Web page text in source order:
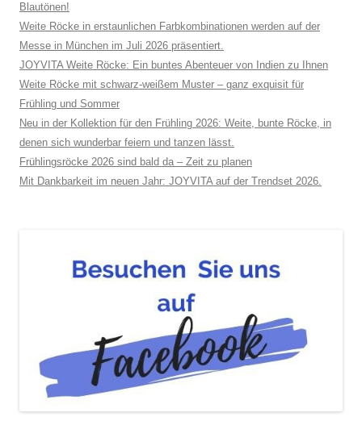
Blautönen!
Weite Röcke in erstaunlichen Farbkombinationen werden auf der
Messe in München im Juli 2026 präsentiert.
JOYVITA Weite Röcke: Ein buntes Abenteuer von Indien zu Ihnen
Weite Röcke mit schwarz-weißem Muster – ganz exquisit für
Frühling und Sommer
Neu in der Kollektion für den Frühling 2026: Weite, bunte Röcke, in
denen sich wunderbar feiern und tanzen lässt.
Frühlingsröcke 2026 sind bald da – Zeit zu planen
Mit Dankbarkeit im neuen Jahr: JOYVITA auf der Trendset 2026.